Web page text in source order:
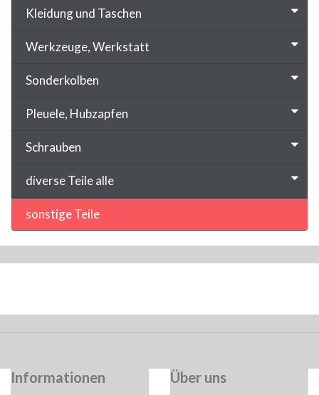
Kleidung und Taschen
Werkzeuge, Werkstatt
Sonderkolben
Pleuele, Hubzapfen
Schrauben
diverse Teile alle
sonstige Teile
Informationen Über uns